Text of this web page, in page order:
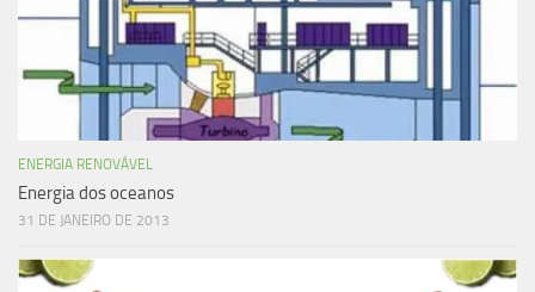
ENERGIA RENOVÁVEL
Energia dos oceanos
31 DE JANEIRO DE 2013